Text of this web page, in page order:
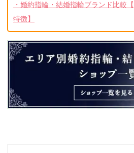
・婚約指輪・結婚指輪ブランド比較
特徴】